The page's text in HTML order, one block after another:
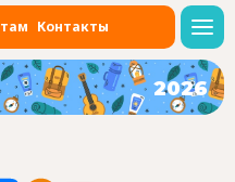
Контакты
2026